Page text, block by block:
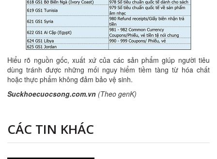
Hiểu rõ nguồn gốc, xuất xứ của các sản phẩm giúp người tiêu
dùng tránh được những mối nguy hiểm tiềm tàng từ hóa chất
hoặc thực phẩm không đảm bảo vệ sinh.
Suckhoecuocsong.com.vn (Theo genK)
CÁC TIN KHÁC